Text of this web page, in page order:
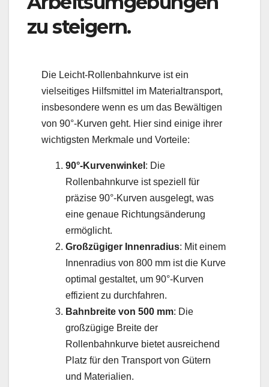
zu steigern.
Die Leicht-Rollenbahnkurve ist ein
vielseitiges Hilfsmittel im Materialtransport,
insbesondere wenn es um das Bewältigen
von 90°-Kurven geht. Hier sind einige ihrer
wichtigsten Merkmale und Vorteile:
90°-Kurvenwinkel : Die
Rollenbahnkurve ist speziell für
präzise 90°-Kurven ausgelegt, was
eine genaue Richtungsänderung
ermöglicht.
Großzügiger Innenradius: Mit einem
Innenradius von 800 mm ist die Kurve
optimal gestaltet, um 90°-Kurven
effizient zu durchfahren.
Bahnbreite von 500 mm: Die
großzügige Breite der
Rollenbahnkurve bietet ausreichend
Platz für den Transport von Gütern
und Materialien.